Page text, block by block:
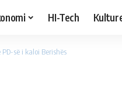
HI-Tech
së i kaloi Berishës